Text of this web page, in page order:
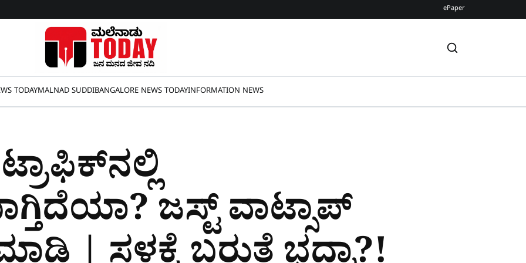
ePaper
TODAYMALNAD SUDDIBANGALORE NEWS TODAYINFORMATION NEWS
ಜಸ್ಟ್‌ ವಾಟ್ಸಾಪ್‌